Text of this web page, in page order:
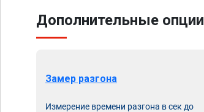
Дополнительные опции
Замер разгона
Измерение времени разгона в сек до